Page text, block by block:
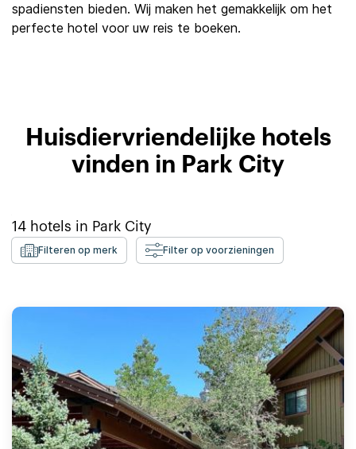
spadiensten bieden. Wij maken het gemakkelijk om het
perfecte hotel voor uw reis te boeken.
Huisdiervriendelijke hotels
vinden in Park City
14 hotels in Park City
Filteren op merk Filter op voorzieningen